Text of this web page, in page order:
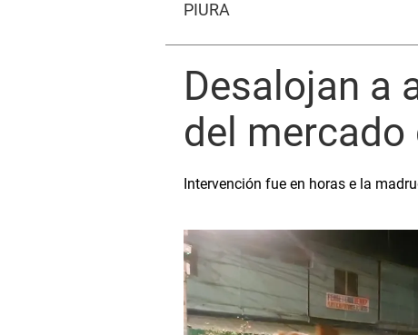
PIURA
Desalojan a
del mercado
Intervención fue en horas e la